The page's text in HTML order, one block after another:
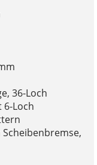
36-Loch
Loch